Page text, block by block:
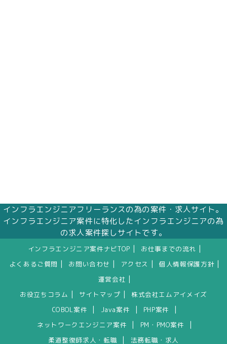
インフラエンジニアフリーランスの為の案件・求人サイト。
インフラエンジニア案件に特化したインフラエンジニアの為
の求人案件探しサイトです。
インフラエンジニア案件ナビTOP お仕事までの流れ
よくあるご質問 お問い合わせ アクセス 個人情報保護方針
運営会社
お役立ちコラム サイトマップ
株式会社エムアイメイズ
COBOL案件
Java案件 PHP案件
ネットワークエンジニア案件 PM・PMO案件
柔道整復師求人・転職 法務転職・求人